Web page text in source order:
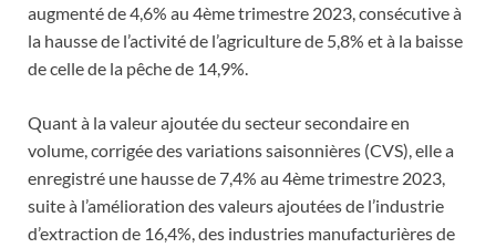
augmenté de 4,6% au 4ème trimestre 2023, consécutive à
la hausse de l’activité de l’agriculture de 5,8% et à la baisse
de celle de la pêche de 14,9%.
Quant à la valeur ajoutée du secteur secondaire en
volume, corrigée des variations saisonnières (CVS), elle a
enregistré une hausse de 7,4% au 4ème trimestre 2023,
suite à l’amélioration des valeurs ajoutées de l’industrie
d’extraction de 16,4%, des industries manufacturières de